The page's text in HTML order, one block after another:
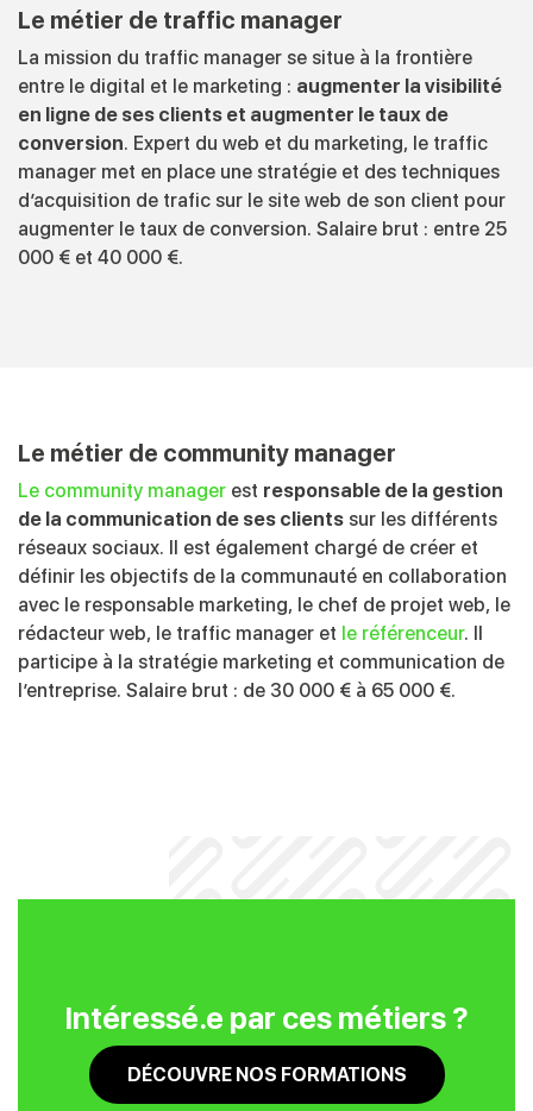
Le métier de traffic manager
La mission du traffic manager se situe à la frontière
entre le digital et le marketing : augmenter la visibilité
en ligne de ses clients et augmenter le taux de
conversion. Expert du web et du marketing, le traffic
manager met en place une stratégie et des techniques
d’acquisition de trafic sur le site web de son client pour
augmenter le taux de conversion. Salaire brut : entre 25
000 € et 40 000 €.
Le métier de community manager
Le community manager est responsable de la gestion
de la communication de ses clients sur les différents
réseaux sociaux. Il est également chargé de créer et
définir les objectifs de la communauté en collaboration
avec le responsable marketing, le chef de projet web, le
rédacteur web, le traffic manager et le référenceur. Il
participe à la stratégie marketing et communication de
l’entreprise. Salaire brut : de 30 000 € à 65 000 €.
Intéressé.e par ces métiers ?
DÉCOUVRE NOS FORMATIONS